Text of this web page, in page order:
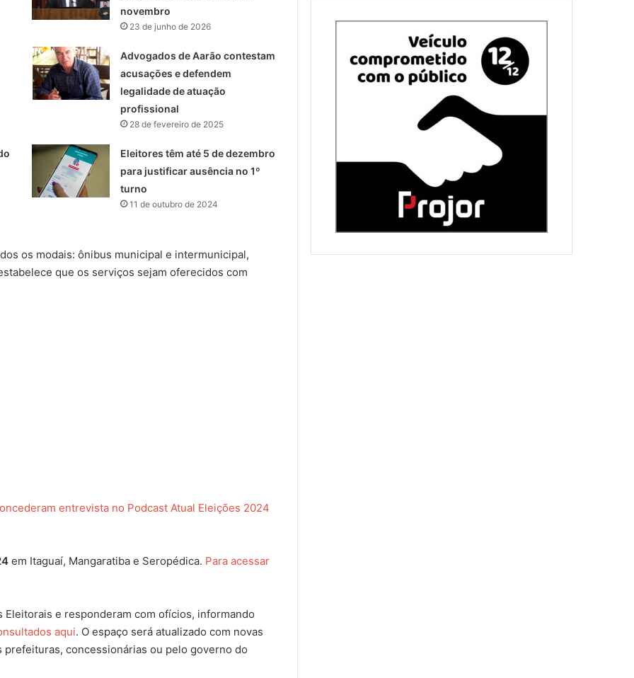
novembro
23 de junho de 2026
Advogados de Aarão contestam
acusações e defendem
legalidade de atuação
profissional
28 de fevereiro de 2025
Eleitores têm até 5 de dezembro
para justificar ausência no 1º
turno
11 de outubro de 2024
os modais: ônibus municipal e intermunicipal,
que os serviços sejam oferecidos com
entrevista no Podcast Atual Eleições 2024
em Itaguaí, Mangaratiba e Seropédica. Para acessar
e responderam com ofícios, informando
aqui. O espaço será atualizado com novas
concessionárias ou pelo governo do